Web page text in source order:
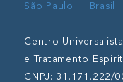
São Paulo | Brasil
Centro
e Tratamento
CNPJ: 31.171.222/